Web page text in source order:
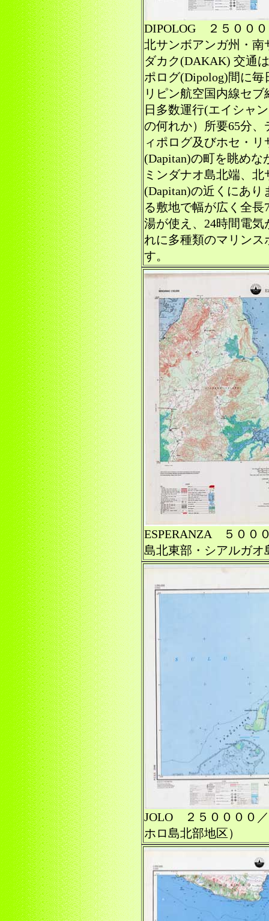
DIPOLOG ２５００
北サンボアンガ州・南
ダカク(DAKAK) 交通
ポログ(Dipolog)間に
リピン航空国内線セ
日多数運行(エイシャ
の何れか）所要65分
ィポログ及びホセ・
(Dapitan)の町を眺めな
ミンダナオ島北端、
(Dapitan)の近くにあり
る敷地で幅が広く全長
湯が使え、24時間電
れに多種類のマリン
す。
ESPERANZA ５００
島北東部・シアルガオ
JOLO ２５００００
ホロ島北部地区）